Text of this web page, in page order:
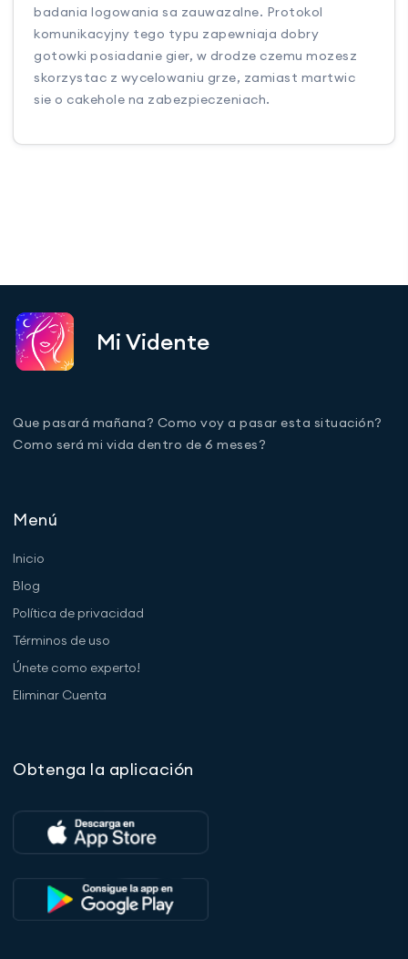
badania logowania sa zauwazalne. Protokol
komunikacyjny tego typu zapewniaja dobry
gotowki posiadanie gier, w drodze czemu mozesz
skorzystac z wycelowaniu grze, zamiast martwic
sie o cakehole na zabezpieczeniach.
Mi Vidente
Que pasará mañana? Como voy a pasar esta situación?
Como será mi vida dentro de 6 meses?
Menú
Inicio
Blog
Política de privacidad
Términos de uso
Únete como experto!
Eliminar Cuenta
Obtenga la aplicación